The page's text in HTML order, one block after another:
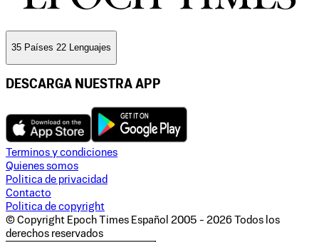
35 Países 22 Lenguajes
DESCARGA NUESTRA APP
Terminos y condiciones
Quienes somos
Politica de privacidad
Contacto
Politica de copyright
© Copyright Epoch Times Español 2005 - 2026 Todos los
derechos reservados